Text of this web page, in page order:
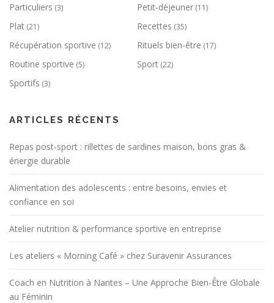
Particuliers (3) Petit-déjeuner (11)
Plat (21) Recettes (35)
Récupération sportive (12) Rituels bien-être (17)
Routine sportive (5) Sport (22)
Sportifs (3)
ARTICLES RÉCENTS
Repas post-sport : rillettes de sardines maison, bons gras &
énergie durable
Alimentation des adolescents : entre besoins, envies et
confiance en soi
Atelier nutrition & performance sportive en entreprise
Les ateliers « Morning Café » chez Suravenir Assurances
Coach en Nutrition à Nantes – Une Approche Bien-Être Globale
au Féminin